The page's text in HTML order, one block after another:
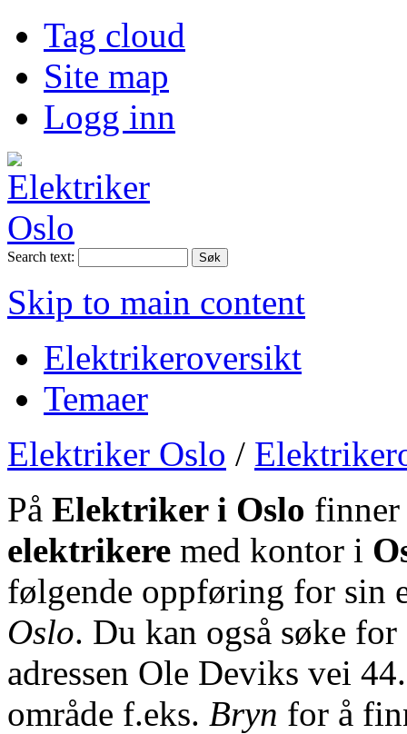
Tag cloud
Site map
Logg inn
Search text:
Skip to main content
Elektrikeroversikt
Temaer
Elektriker Oslo /
På Elektriker i Oslo
elektrikere med kontor i
følgende oppføring for sin
Oslo. Du kan også søke
adressen Ole Deviks vei
område f.eks. Bryn for å